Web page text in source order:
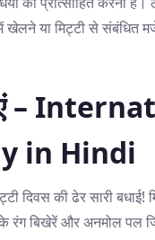
खेलने या मिट्टी से संबंधित
–
in Hindi
दिवस की ढेर सारी
रंग बिखेरें और अनमोल पल